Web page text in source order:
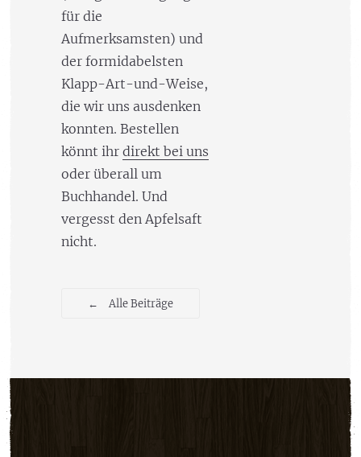
für die
Aufmerksamsten) und
der formidabelsten
Klapp-Art-und-Weise,
die wir uns ausdenken
konnten. Bestellen
könnt ihr direkt bei uns
oder überall um
Buchhandel. Und
vergesst den Apfelsaft
nicht.
← Alle Beiträge